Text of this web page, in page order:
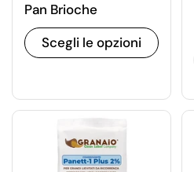
Pan Brioche
Scegli le opzioni